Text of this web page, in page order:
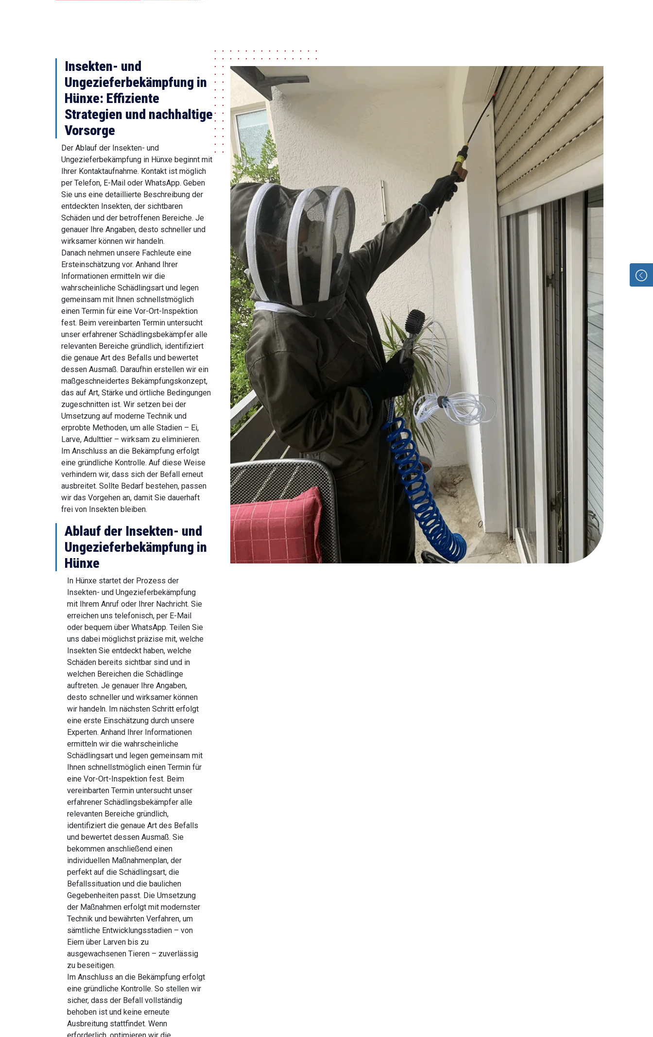
Insekten- und
Ungezieferbekämpfung in
Hünxe: Effiziente
Strategien und nachhaltige
Vorsorge
Der Ablauf der Insekten- und
Ungezieferbekämpfung in Hünxe beginnt mit
Ihrer Kontaktaufnahme. Kontakt ist möglich
per Telefon, E-Mail oder WhatsApp. Geben
Sie uns eine detaillierte Beschreibung der
entdeckten Insekten, der sichtbaren
Schäden und der betroffenen Bereiche. Je
genauer Ihre Angaben, desto schneller und
wirksamer können wir handeln.
Danach nehmen unsere Fachleute eine
Ersteinschätzung vor. Anhand Ihrer
Informationen ermitteln wir die
wahrscheinliche Schädlingsart und legen
gemeinsam mit Ihnen schnellstmöglich
einen Termin für eine Vor-Ort-Inspektion
fest. Beim vereinbarten Termin untersucht
unser erfahrener Schädlingsbekämpfer alle
relevanten Bereiche gründlich, identifiziert
die genaue Art des Befalls und bewertet
dessen Ausmaß. Daraufhin erstellen wir ein
maßgeschneidertes Bekämpfungskonzept,
das auf Art, Stärke und örtliche Bedingungen
zugeschnitten ist. Wir setzen bei der
Umsetzung auf moderne Technik und
erprobte Methoden, um alle Stadien – Ei,
Larve, Adulttier – wirksam zu eliminieren.
Im Anschluss an die Bekämpfung erfolgt
eine gründliche Kontrolle. Auf diese Weise
verhindern wir, dass sich der Befall erneut
ausbreitet. Sollte Bedarf bestehen, passen
wir das Vorgehen an, damit Sie dauerhaft
frei von Insekten bleiben.
Ablauf der Insekten- und
Ungezieferbekämpfung in
Hünxe
In Hünxe startet der Prozess der
Insekten- und Ungezieferbekämpfung
mit Ihrem Anruf oder Ihrer Nachricht. Sie
erreichen uns telefonisch, per E-Mail
oder bequem über WhatsApp. Teilen Sie
uns dabei möglichst präzise mit, welche
Insekten Sie entdeckt haben, welche
Schäden bereits sichtbar sind und in
welchen Bereichen die Schädlinge
auftreten. Je genauer Ihre Angaben,
desto schneller und wirksamer können
wir handeln. Im nächsten Schritt erfolgt
eine erste Einschätzung durch unsere
Experten. Anhand Ihrer Informationen
ermitteln wir die wahrscheinliche
Schädlingsart und legen gemeinsam mit
Ihnen schnellstmöglich einen Termin für
eine Vor-Ort-Inspektion fest. Beim
vereinbarten Termin untersucht unser
erfahrener Schädlingsbekämpfer alle
relevanten Bereiche gründlich,
identifiziert die genaue Art des Befalls
und bewertet dessen Ausmaß. Sie
bekommen anschließend einen
individuellen Maßnahmenplan, der
perfekt auf die Schädlingsart, die
Befallssituation und die baulichen
Gegebenheiten passt. Die Umsetzung
der Maßnahmen erfolgt mit modernster
Technik und bewährten Verfahren, um
sämtliche Entwicklungsstadien – von
Eiern über Larven bis zu
ausgewachsenen Tieren – zuverlässig
zu beseitigen.
Im Anschluss an die Bekämpfung erfolgt
eine gründliche Kontrolle. So stellen wir
sicher, dass der Befall vollständig
behoben ist und keine erneute
Ausbreitung stattfindet. Wenn